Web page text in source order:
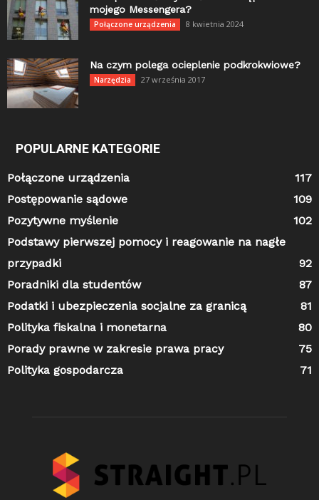
mojego Messengera?
Połączone urządzenia 8 kwietnia 2024
Na czym polega ocieplenie podkrokwiowe?
Narzędzia 27 września 2017
POPULARNE KATEGORIE
Połączone urządzenia
117
Postępowanie sądowe
109
Pozytywne myślenie
102
Podstawy pierwszej pomocy i reagowanie na nagłe
przypadki
92
Poradniki dla studentów
87
Podatki i ubezpieczenia socjalne za granicą
81
Polityka fiskalna i monetarna
80
Porady prawne w zakresie prawa pracy
75
Polityka gospodarcza
71